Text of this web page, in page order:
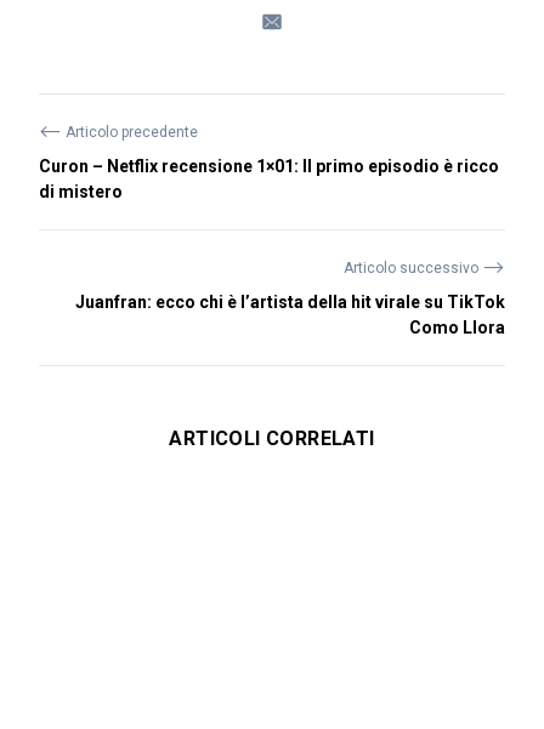
⟵ Articolo precedente
Curon – Netflix recensione 1×01: Il primo episodio è ricco
di mistero
Articolo successivo ⟶
Juanfran: ecco chi è l’artista della hit virale su TikTok
Como Llora
ARTICOLI CORRELATI